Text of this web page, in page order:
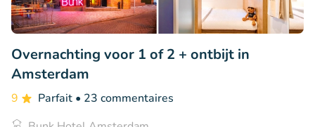
Overnachting voor 1 of 2 + ontbijt in
Amsterdam
9 Parfait • 23 commentaires